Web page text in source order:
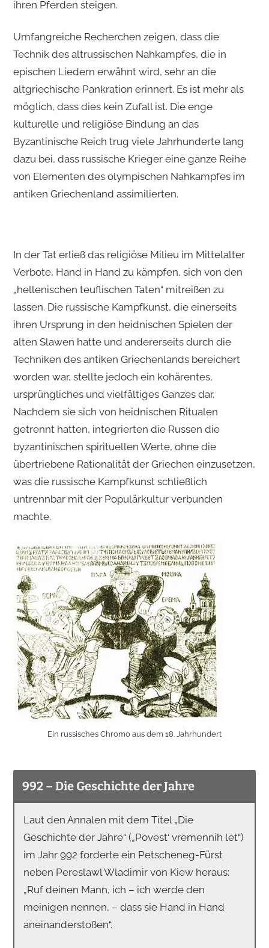
ihren Pferden steigen.
Umfangreiche Recherchen zeigen, dass die
Technik des altrussischen Nahkampfes, die in
epischen Liedern erwähnt wird, sehr an die
altgriechische Pankration erinnert. Es ist mehr als
möglich, dass dies kein Zufall ist. Die enge
kulturelle und religiöse Bindung an das
Byzantinische Reich trug viele Jahrhunderte lang
dazu bei, dass russische Krieger eine ganze Reihe
von Elementen des olympischen Nahkampfes im
antiken Griechenland assimilierten.
In der Tat erließ das religiöse Milieu im Mittelalter
Verbote, Hand in Hand zu kämpfen, sich von den
„hellenischen teuflischen Taten“ mitreißen zu
lassen. Die russische Kampfkunst, die einerseits
ihren Ursprung in den heidnischen Spielen der
alten Slawen hatte und andererseits durch die
Techniken des antiken Griechenlands bereichert
worden war, stellte jedoch ein kohärentes,
ursprüngliches und vielfältiges Ganzes dar.
Nachdem sie sich von heidnischen Ritualen
getrennt hatten, integrierten die Russen die
byzantinischen spirituellen Werte, ohne die
übertriebene Rationalität der Griechen einzusetzen,
was die russische Kampfkunst schließlich
untrennbar mit der Populärkultur verbunden
machte.
Ein russisches Chromo aus dem 18. Jahrhundert
992 – Die Geschichte der Jahre
Laut den Annalen mit dem Titel „Die
Geschichte der Jahre“ („Povest‘ vremennih let“)
im Jahr 992 forderte ein Petscheneg-Fürst
neben Pereslawl Wladimir von Kiew heraus:
„Ruf deinen Mann, ich – ich werde den
meinigen nennen, – dass sie Hand in Hand
aneinanderstoßen“.